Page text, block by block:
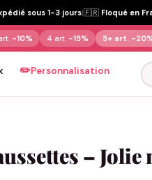
sous 1-3 jours|🇫🇷 Floqué en
-10% 4 art. -15% 5+ art. -
✏️Personnalisation
– Jolie